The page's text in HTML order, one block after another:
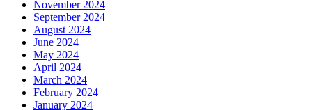
November 2024
September 2024
August 2024
June 2024
May 2024
April 2024
March 2024
February 2024
January 2024